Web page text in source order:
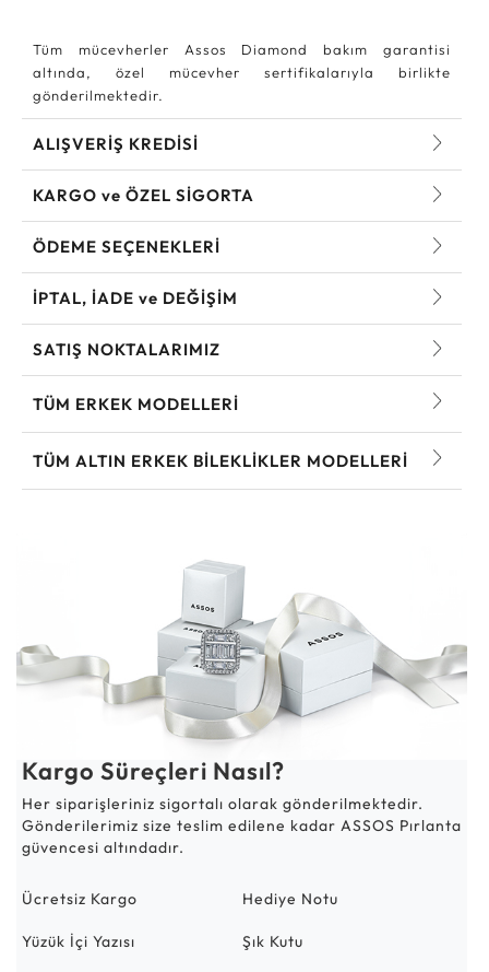
Tüm mücevherler Assos Diamond bakım garantisi
altında, özel mücevher sertifikalarıyla birlikte
gönderilmektedir.
ALIŞVERİŞ KREDİSİ
KARGO ve ÖZEL SİGORTA
ÖDEME SEÇENEKLERİ
İPTAL, İADE ve DEĞİŞİM
SATIŞ NOKTALARIMIZ
TÜM ERKEK MODELLERI
TÜM ALTIN ERKEK BILEKLIKLER MODELLERI
Kargo Süreçleri Nasıl?
Her siparişleriniz sigortalı olarak gönderilmektedir.
Gönderilerimiz size teslim edilene kadar ASSOS Pırlanta
güvencesi altındadır.
Ücretsiz Kargo Hediye Notu
Yüzük İçi Yazısı Şık Kutu